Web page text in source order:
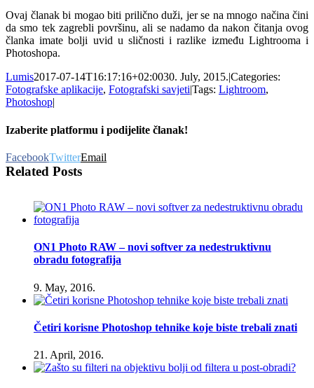
Ovaj članak bi mogao biti prilično duži, jer se na mnogo načina čini
da smo tek zagrebli površinu, ali se nadamo da nakon čitanja ovog
članka imate bolji uvid u sličnosti i razlike između Lightrooma i
Photoshopa.
Lumis2017-07-14T16:17:16+02:0030. July, 2015.|Categories:
Fotografske aplikacije, Fotografski savjeti|Tags: Lightroom,
Photoshop|
Izaberite platformu i podijelite članak!
FacebookTwitterEmail
Related Posts
ON1 Photo RAW – novi softver za nedestruktivnu
obradu fotografija
9. May, 2016.
Četiri korisne Photoshop tehnike koje biste trebali znati
21. April, 2016.